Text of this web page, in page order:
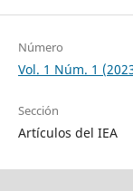
Número
Vol. 1 Núm. 1
Sección
Artículos del IEA